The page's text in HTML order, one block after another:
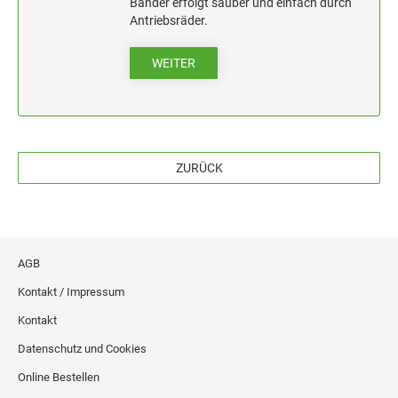
Antriebsräder.
WEITER
ZURÜCK
AGB
Kontakt / Impressum
Kontakt
Datenschutz und Cookies
Online Bestellen